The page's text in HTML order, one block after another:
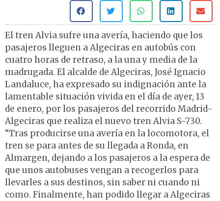
El tren Alvia sufre una avería, haciendo que los
pasajeros lleguen a Algeciras en autobús con
cuatro horas de retraso, a la una y media de la
madrugada. El alcalde de Algeciras, José Ignacio
Landaluce, ha expresado su indignación ante la
lamentable situación vivida en el día de ayer, 13
de enero, por los pasajeros del recorrido Madrid-
Algeciras que realiza el nuevo tren Alvia S-730.
“Tras producirse una avería en la locomotora, el
tren se para antes de su llegada a Ronda, en
Almargen, dejando a los pasajeros a la espera de
que unos autobuses vengan a recogerlos para
llevarles a sus destinos, sin saber ni cuando ni
como. Finalmente, han podido llegar a Algeciras